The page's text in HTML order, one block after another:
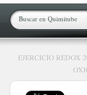
EJERCICIO REDOX